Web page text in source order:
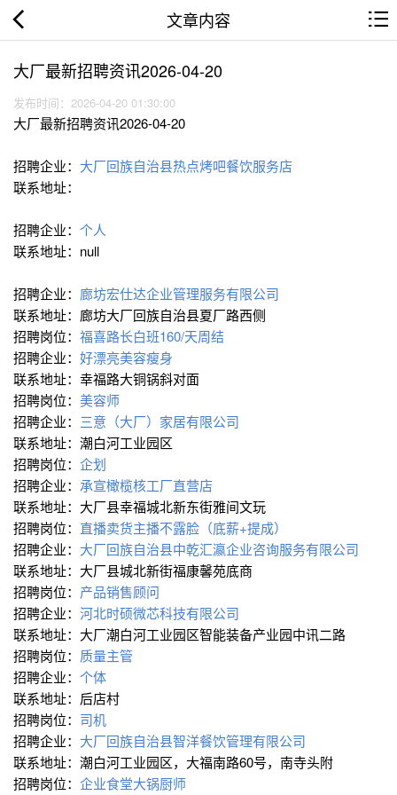
文章内容
大厂最新招聘资讯2026-04-20
发布时间：2026-04-20 01:30:00
大厂最新招聘资讯2026-04-20
招聘企业： 大厂回族自治县热点烤吧餐饮服务店
联系地址：
招聘企业： 个人
联系地址：null
招聘企业： 廊坊宏仕达企业管理服务有限公司
联系地址：廊坊大厂回族自治县夏厂路西侧
招聘岗位： 福喜路长白班160/天周结
招聘企业： 好漂亮美容瘦身
联系地址：幸福路大铜锅斜对面
招聘岗位： 美容师
招聘企业： 三意（大厂）家居有限公司
联系地址：潮白河工业园区
招聘岗位： 企划
招聘企业： 承宣橄榄核工厂直营店
联系地址：大厂县幸福城北新东街雅间文玩
招聘岗位： 直播卖货主播不露脸（底薪+提成）
招聘企业： 大厂回族自治县中乾汇瀛企业咨询服务有限公司
联系地址：大厂县城北新街福康馨苑底商
招聘岗位： 产品销售顾问
招聘企业： 河北时硕微芯科技有限公司
联系地址：大厂潮白河工业园区智能装备产业园中讯二路
招聘岗位： 质量主管
招聘企业： 个体
联系地址：后店村
招聘岗位： 司机
招聘企业： 大厂回族自治县智洋餐饮管理有限公司
联系地址：潮白河工业园区，大福南路60号，南寺头附
招聘岗位： 企业食堂大锅厨师